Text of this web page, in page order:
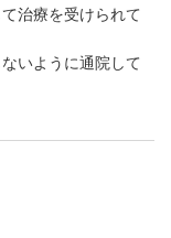
治療を受けられて
いように通院して